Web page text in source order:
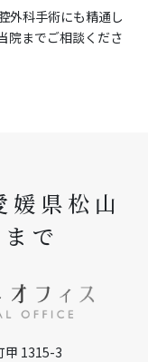
外科手術にも精通し
院までご相談くださ
媛県松山
まで
甲 1315-3